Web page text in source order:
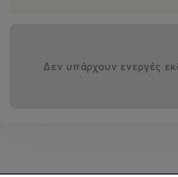
Δεν υπάρχουν ενεργές